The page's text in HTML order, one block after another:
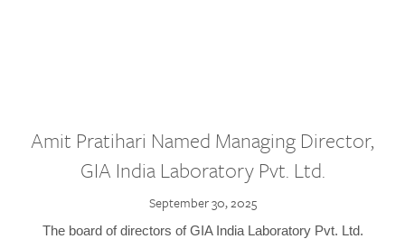
Amit Pratihari Named Managing Director,
GIA India Laboratory Pvt. Ltd.
September 30, 2025
The board of directors of GIA India Laboratory Pvt. Ltd.